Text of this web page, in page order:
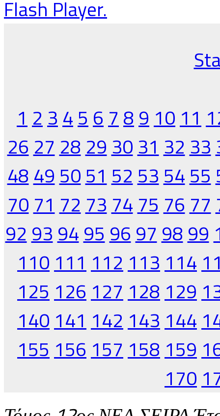
Flash Player.
1 2 3 4 5 6 7 8 9 10 11
26 27 28 29 30 31 32 33
48 49 50 51 52 53 54 55
70 71 72 73 74 75 76 77
92 93 94 95 96 97 98 99
110 111 112 113 114
125 126 127 128 129
140 141 142 143 144
155 156 157 158 159
170